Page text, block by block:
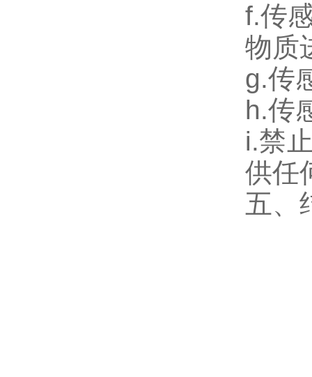
f.传
物质
g.传
h.传
i.禁
供任
五、